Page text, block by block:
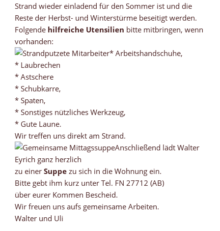
Strand wieder einladend für den Sommer ist und die
Reste der Herbst- und Winterstürme beseitigt werden.
Folgende hilfreiche Utensilien bitte mitbringen, wenn
vorhanden:
* Arbeitshandschuhe,
* Laubrechen
* Astschere
* Schubkarre,
* Spaten,
* Sonstiges nützliches Werkzeug,
* Gute Laune.
Wir treffen uns direkt am Strand.
Anschließend lädt Walter
Eyrich ganz herzlich
zu einer Suppe zu sich in die Wohnung ein.
Bitte gebt ihm kurz unter Tel. FN 27712 (AB)
über eurer Kommen Bescheid.
Wir freuen uns aufs gemeinsame Arbeiten.
Walter und Uli